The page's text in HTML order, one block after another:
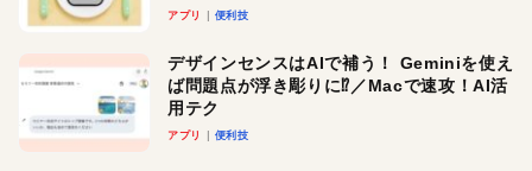
アプリ 便利技
デザインセンスはAIで補う！ Geminiを使え
ば問題点が浮き彫りに⁉︎／Macで速攻！AI活
用テク
アプリ 便利技